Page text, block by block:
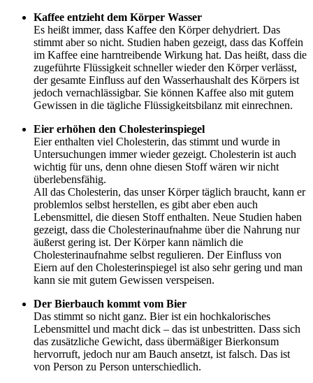
Kaffee entzieht dem Körper Wasser
Es heißt immer, dass Kaffee den Körper dehydriert. Das
stimmt aber so nicht. Studien haben gezeigt, dass das Koffein
im Kaffee eine harntreibende Wirkung hat. Das heißt, dass die
zugeführte Flüssigkeit schneller wieder den Körper verlässt,
der gesamte Einfluss auf den Wasserhaushalt des Körpers ist
jedoch vernachlässigbar. Sie können Kaffee also mit gutem
Gewissen in die tägliche Flüssigkeitsbilanz mit einrechnen.
Eier erhöhen den Cholesterinspiegel
Eier enthalten viel Cholesterin, das stimmt und wurde in
Untersuchungen immer wieder gezeigt. Cholesterin ist auch
wichtig für uns, denn ohne diesen Stoff wären wir nicht
überlebensfähig.
All das Cholesterin, das unser Körper täglich braucht, kann er
problemlos selbst herstellen, es gibt aber eben auch
Lebensmittel, die diesen Stoff enthalten. Neue Studien haben
gezeigt, dass die Cholesterinaufnahme über die Nahrung nur
äußerst gering ist. Der Körper kann nämlich die
Cholesterinaufnahme selbst regulieren. Der Einfluss von
Eiern auf den Cholesterinspiegel ist also sehr gering und man
kann sie mit gutem Gewissen verspeisen.
Der Bierbauch kommt vom Bier
Das stimmt so nicht ganz. Bier ist ein hochkalorisches
Lebensmittel und macht dick – das ist unbestritten. Dass sich
das zusätzliche Gewicht, dass übermäßiger Bierkonsum
hervorruft, jedoch nur am Bauch ansetzt, ist falsch. Das ist
von Person zu Person unterschiedlich.